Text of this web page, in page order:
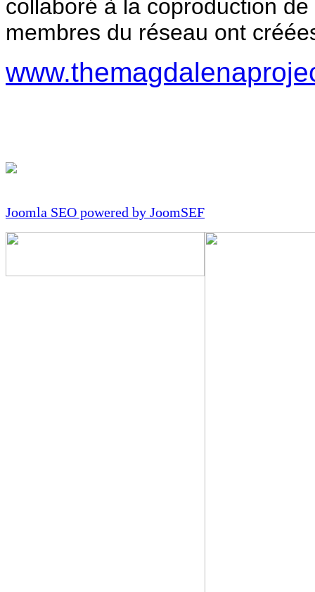
collaboré à la coproduction
membres du réseau ont
www.themagdal
Joomla SEO powered by JoomSEF